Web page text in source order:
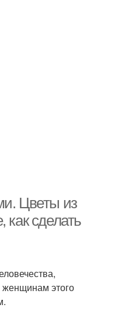
Цветы из
сделать
этого